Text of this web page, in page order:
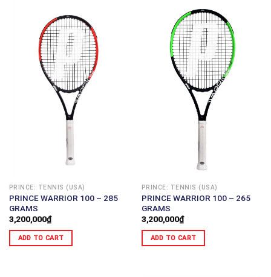
PRINCE: TENNIS (USA)
PRINCE WARRIOR 100 – 285
GRAMS
3,200,000₫
ADD TO CART
PRINCE: TENNIS (USA)
PRINCE WARRIOR 100 – 265
GRAMS
3,200,000₫
ADD TO CART